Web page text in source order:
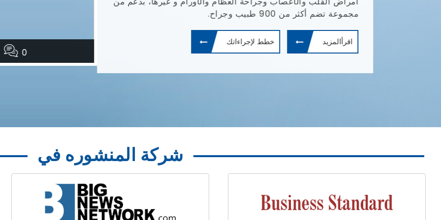
مجموعة تضم أكثر من 900 طبيب وجراح.
اقرأالمزيد خطط لإجراءاتك
شركة المنشوره في